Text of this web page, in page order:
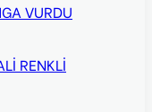
VURDU
RENKLİ